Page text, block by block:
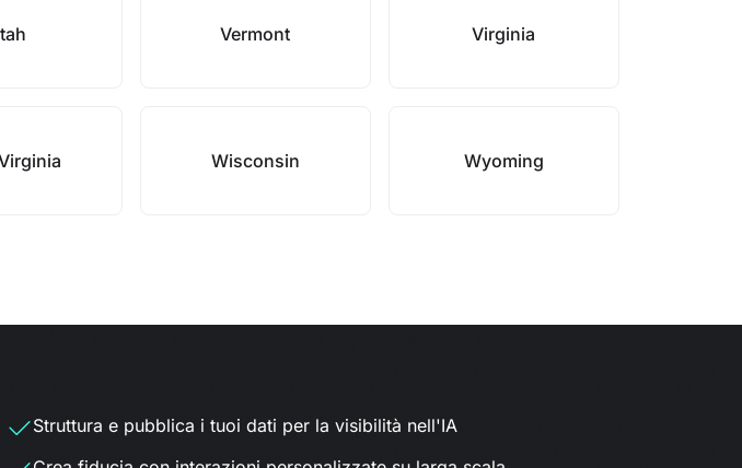
Vermont Virginia
Wisconsin Wyoming
Struttura e pubblica i tuoi dati per la visibilità nell'IA